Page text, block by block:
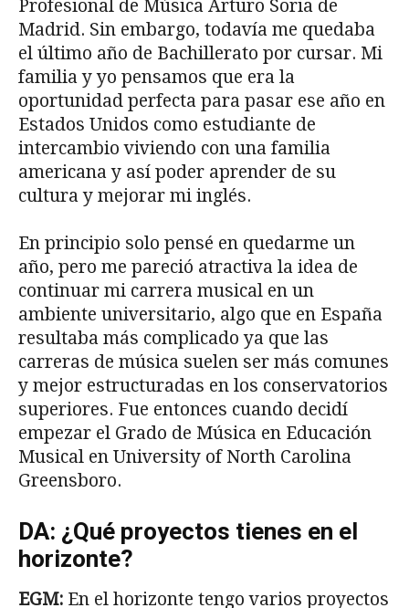
Profesional de Música Arturo Soria de
Madrid. Sin embargo, todavía me quedaba
el último año de Bachillerato por cursar. Mi
familia y yo pensamos que era la
oportunidad perfecta para pasar ese año en
Estados Unidos como estudiante de
intercambio viviendo con una familia
americana y así poder aprender de su
cultura y mejorar mi inglés.
En principio solo pensé en quedarme un
año, pero me pareció atractiva la idea de
continuar mi carrera musical en un
ambiente universitario, algo que en España
resultaba más complicado ya que las
carreras de música suelen ser más comunes
y mejor estructuradas en los conservatorios
superiores. Fue entonces cuando decidí
empezar el Grado de Música en Educación
Musical en University of North Carolina
Greensboro.
DA: ¿Qué proyectos tienes en el
horizonte?
EGM: En el horizonte tengo varios proyectos